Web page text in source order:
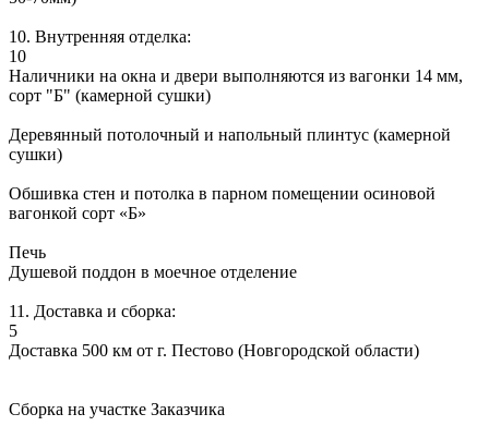
10. Внутренняя отделка:
10
Наличники на окна и двери выполняются из вагонки 14 мм,
сорт "Б" (камерной сушки)
Деревянный потолочный и напольный плинтус (камерной
сушки)
Обшивка стен и потолка в парном помещении осиновой
вагонкой сорт «Б»
Печь
Душевой поддон в моечное отделение
11. Доставка и сборка:
5
Доставка 500 км от г. Пестово (Новгородской области)
Сборка на участке Заказчика